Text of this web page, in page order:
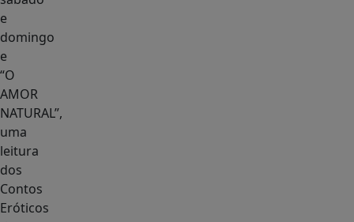
e
domingo
e
“O
AMOR
NATURAL”,
uma
leitura
dos
Contos
Eróticos